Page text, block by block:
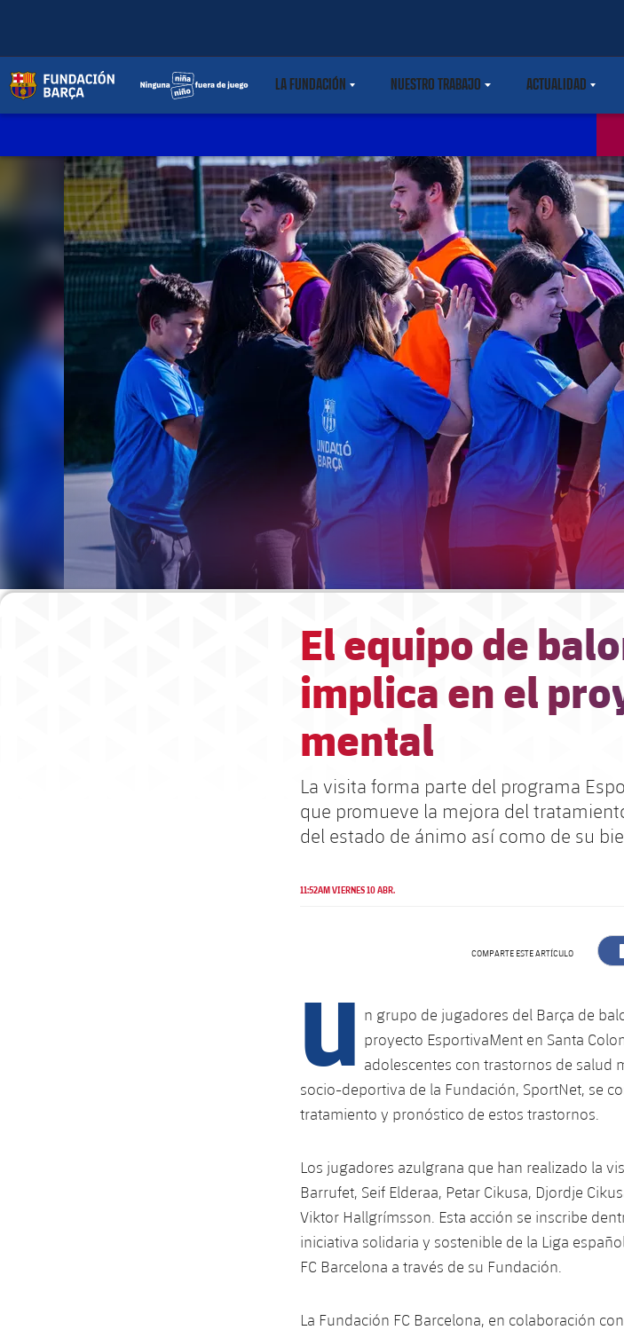
LA FUNDACIÓNLABEL.SHARE.CARETDOWN
NUESTRO TRABAJOLABEL.SHARE.CARETDOWN
ACTUALIDAD
El equipo de
implica en el
mental
La visita forma parte del programa
que promueve la mejora del
del estado de ánimo así como de su
11:52AM VIERNES 10 ABR.
COMPARTE ESTE ARTÍCULO
U n grupo de jugadores del Barça de
proyecto EsportivaMent en Santa
adolescentes con trastornos de salud
socio-deportiva de la Fundación, SportNet, se
tratamiento y pronóstico de estos trastornos.
Los jugadores azulgrana que han realizado la
Barrufet, Seif Elderaa, Petar Cikusa, Djordje
Viktor Hallgrímsson. Esta acción se inscribe
iniciativa solidaria y sostenible de la Liga
FC Barcelona a través de su Fundación.
La Fundación FC Barcelona, en colaboración